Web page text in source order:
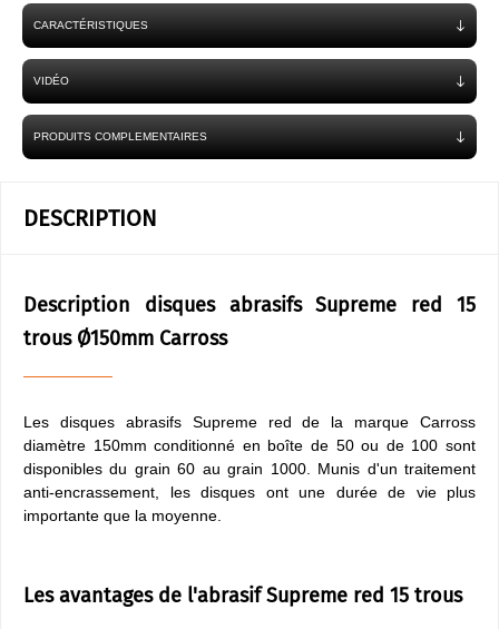
CARACTÉRISTIQUES
VIDÉO
PRODUITS COMPLEMENTAIRES
DESCRIPTION
Description disques abrasifs Supreme red 15
trous Ø150mm Carross
Les disques abrasifs Supreme red de la marque Carross
diamètre 150mm conditionné en boîte de 50 ou de 100 sont
disponibles du grain 60 au grain 1000. Munis d'un traitement
anti-encrassement, les disques ont une durée de vie plus
importante que la moyenne.
Les avantages de l'abrasif Supreme red 15 trous